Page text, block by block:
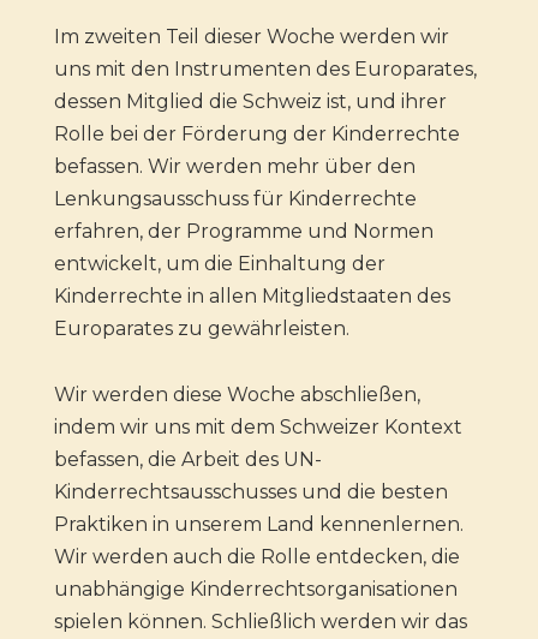
Im zweiten Teil dieser Woche werden wir
uns mit den Instrumenten des Europarates,
dessen Mitglied die Schweiz ist, und ihrer
Rolle bei der Förderung der Kinderrechte
befassen. Wir werden mehr über den
Lenkungsausschuss für Kinderrechte
erfahren, der Programme und Normen
entwickelt, um die Einhaltung der
Kinderrechte in allen Mitgliedstaaten des
Europarates zu gewährleisten.
Wir werden diese Woche abschließen,
indem wir uns mit dem Schweizer Kontext
befassen, die Arbeit des UN-
Kinderrechtsausschusses und die besten
Praktiken in unserem Land kennenlernen.
Wir werden auch die Rolle entdecken, die
unabhängige Kinderrechtsorganisationen
spielen können. Schließlich werden wir das